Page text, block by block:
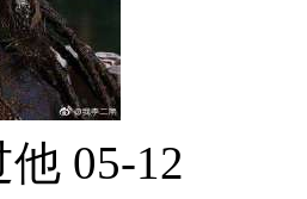
他 05-12